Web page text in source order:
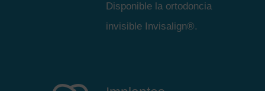
Disponible la ortodoncia
invisible Invisalign®.